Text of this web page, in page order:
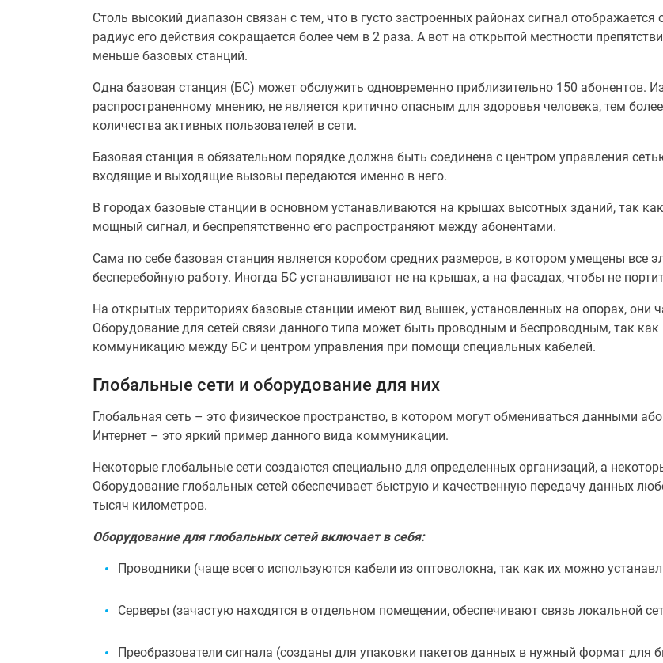
Столь высокий диапазон связан с тем, что в густо застроенных районах сигнал
радиус его действия сокращается более чем в 2 раза. А вот на открытой местности
меньше базовых станций.
Одна базовая станция (БС) может обслужить одновременно приблизительно 150 абонентов.
распространенному мнению, не является критично опасным для здоровья человека, тем
количества активных пользователей в сети.
Базовая станция в обязательном порядке должна быть соединена с центром управления
входящие и выходящие вызовы передаются именно в него.
В городах базовые станции в основном устанавливаются на крышах высотных зданий, так
мощный сигнал, и беспрепятственно его распространяют между абонентами.
Сама по себе базовая станция является коробом средних размеров, в котором умещены все
бесперебойную работу. Иногда БС устанавливают не на крышах, а на фасадах, чтобы не
На открытых территориях базовые станции имеют вид вышек, установленных на опорах, они
Оборудование для сетей связи данного типа может быть проводным и беспроводным, так как
коммуникацию между БС и центром управления при помощи специальных кабелей.
Глобальные сети и оборудование для них
Глобальная сеть – это физическое пространство, в котором могут обмениваться данными
Интернет – это яркий пример данного вида коммуникации.
Некоторые глобальные сети создаются специально для определенных организаций, а
Оборудование глобальных сетей обеспечивает быструю и качественную передачу данных
тысяч километров.
Оборудование для глобальных сетей включает в себя:
Проводники (чаще всего используются кабели из оптоволокна, так как их можно
Серверы (зачастую находятся в отдельном помещении, обеспечивают связь локальной
Преобразователи сигнала (созданы для упаковки пакетов данных в нужный формат для